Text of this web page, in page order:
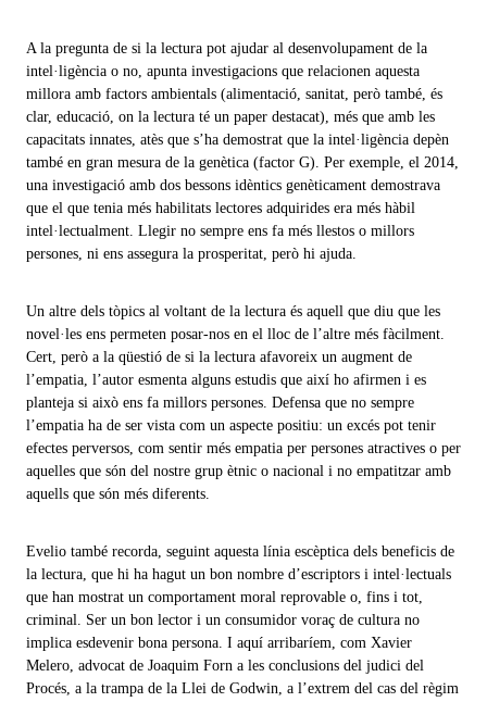
A la pregunta de si la lectura pot ajudar al desenvolupament de la
intel·ligència o no, apunta investigacions que relacionen aquesta
millora amb factors ambientals (alimentació, sanitat, però també, és
clar, educació, on la lectura té un paper destacat), més que amb les
capacitats innates, atès que s’ha demostrat que la intel·ligència depèn
també en gran mesura de la genètica (factor G). Per exemple, el 2014,
una investigació amb dos bessons idèntics genèticament demostrava
que el que tenia més habilitats lectores adquirides era més hàbil
intel·lectualment. Llegir no sempre ens fa més llestos o millors
persones, ni ens assegura la prosperitat, però hi ajuda.
Un altre dels tòpics al voltant de la lectura és aquell que diu que les
novel·les ens permeten posar-nos en el lloc de l’altre més fàcilment.
Cert, però a la qüestió de si la lectura afavoreix un augment de
l’empatia, l’autor esmenta alguns estudis que així ho afirmen i es
planteja si això ens fa millors persones. Defensa que no sempre
l’empatia ha de ser vista com un aspecte positiu: un excés pot tenir
efectes perversos, com sentir més empatia per persones atractives o per
aquelles que són del nostre grup ètnic o nacional i no empatitzar amb
aquells que són més diferents.
Evelio també recorda, seguint aquesta línia escèptica dels beneficis de
la lectura, que hi ha hagut un bon nombre d’escriptors i intel·lectuals
que han mostrat un comportament moral reprovable o, fins i tot,
criminal. Ser un bon lector i un consumidor voraç de cultura no
implica esdevenir bona persona. I aquí arribaríem, com Xavier
Melero, advocat de Joaquim Forn a les conclusions del judici del
Procés, a la trampa de la Llei de Godwin, a l’extrem del cas del règim